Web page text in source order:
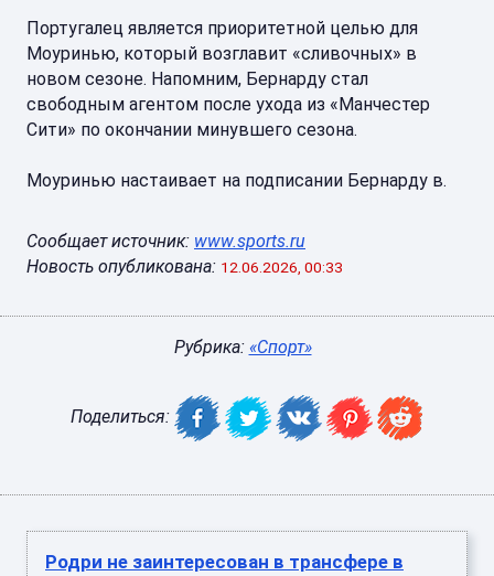
Португалец является приоритетной целью для
Моуринью, который возглавит «сливочных» в
новом сезоне. Напомним, Бернарду стал
свободным агентом после ухода из «Манчестер
Сити» по окончании минувшего сезона.
Моуринью настаивает на подписании Бернарду в.
Сообщает источник: www.sports.ru
Новость опубликована: 12.06.2026, 00:33
Рубрика: «Спорт»
Поделиться:
Родри не заинтересован в трансфере в